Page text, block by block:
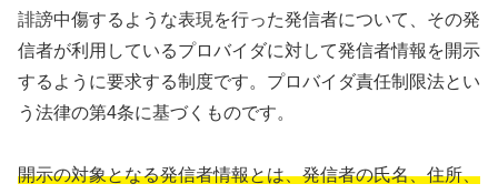
誹謗中傷するような表現を行った発信者について、その発
信者が利用しているプロバイダに対して発信者情報を開示
するように要求する制度です。プロバイダ責任制限法とい
う法律の第4条に基づくものです。
開示の対象となる発信者情報とは、発信者の氏名、住所、